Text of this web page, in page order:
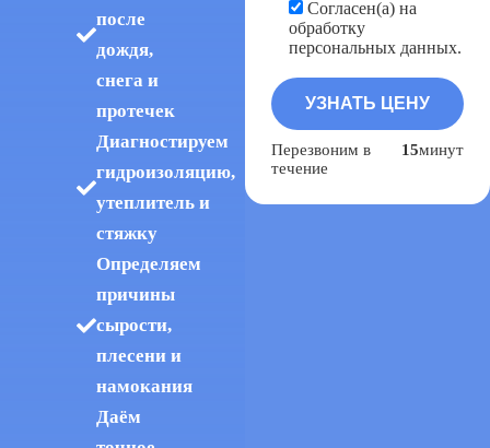
после
дождя,
снега и
протечек
Диагностируем
гидроизоляцию,
утеплитель и
стяжку
Определяем
причины
сырости,
плесени и
намокания
Даём
Согласен(а) на
обработку
персональных данных.
Перезвоним в
течение
15минут